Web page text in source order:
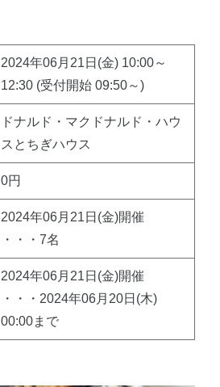
2024年06月21日(金) 10:00～
12:30 (受付開始 09:50～)
ドナルド・マクドナルド・ハウ
スとちぎハウス
0円
2024年06月21日(金)開催
・・・7名
2024年06月21日(金)開催
・・・2024年06月20日(木)
00:00まで